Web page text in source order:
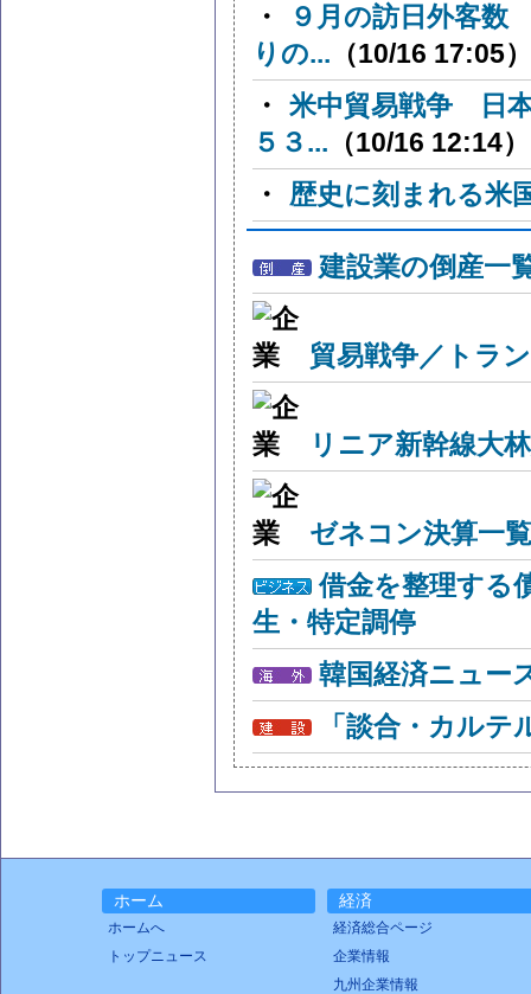
・
９月の訪日外客
りの... （10/16 17:05）
・ 米中貿易戦争 日
５３... （10/16 12:14）
・
歴史に刻まれる米
建設業の倒産一
貿易戦争／トラ
リニア新幹線大
ゼネコン決算一
借金を整理する
生・特定調停
韓国経済ニュー
「談合・カル
ホーム
ホームへ
トップニュース
経済
経済総合ページ
企業情報
九州企業情報